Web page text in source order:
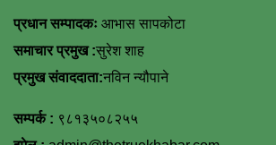
प्रधान सम्पादकः आभास सापकोटा
समाचार प्रमुख :सुरेश शाह
प्रमुख संवाददाता:नविन न्यौपाने
सम्पर्क : ९८१३५०८२५५